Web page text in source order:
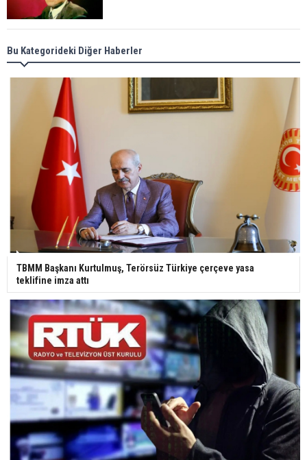
Meral Akşener ile Müsavat Dervişoğlu cenazede
görüntülendi
29 Mayıs okullar tatil mi?
Bilim kurgu gerçekleşiyor... Dondurulmuş
insanları hayata döndürecek keşif
Ünlü türkücü Mahmut Tuncer estetik operasyon
geçirdi: Son hali gündem oldu
Yerli turist 229,7 milyar lira seyahat harcaması
yaptı
Gazze'deki Sağlık Bakanlığı duyurdu: Vahşetin
pençesinde 2 salgın vaka tespit edildi
Bu Kategorideki Diğer Haberler
TBMM Başkanı Kurtulmuş, Terörsüz Türkiye çerçeve yasa
teklifine imza attı